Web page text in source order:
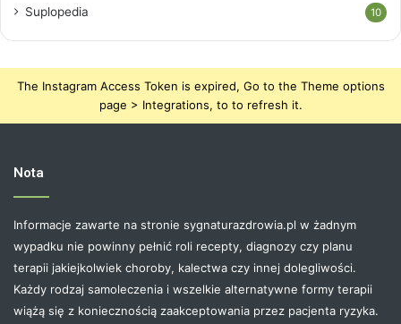
Suplopedia 10
The Instagram Access Token is expired, Go to the Theme options
page > Integrations, to to refresh it.
Nota
Informacje zawarte na stronie sygnaturazdrowia.pl w żadnym
wypadku nie powinny pełnić roli recepty, diagnozy czy planu
terapii jakiejkolwiek choroby, kalectwa czy innej dolegliwości.
Każdy rodzaj samoleczenia i wszelkie alternatywne formy terapii
wiążą się z koniecznością zaakceptowania przez pacjenta ryzyka.